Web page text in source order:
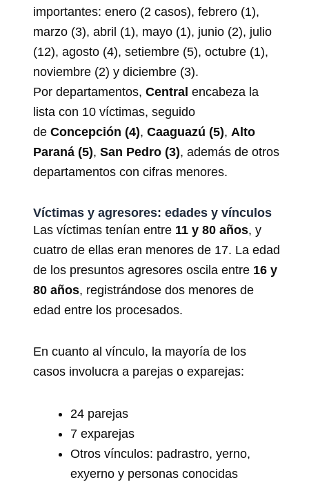
importantes: enero (2 casos), febrero (1),
marzo (3), abril (1), mayo (1), junio (2), julio
(12), agosto (4), setiembre (5), octubre (1),
noviembre (2) y diciembre (3).
Por departamentos, Central encabeza la
lista con 10 víctimas, seguido
de Concepción (4), Caaguazú (5), Alto
Paraná (5), San Pedro (3), además de otros
departamentos con cifras menores.
Víctimas y agresores: edades y vínculos
Las víctimas tenían entre 11 y 80 años, y
cuatro de ellas eran menores de 17. La edad
de los presuntos agresores oscila entre 16 y
80 años, registrándose dos menores de
edad entre los procesados.
En cuanto al vínculo, la mayoría de los
casos involucra a parejas o exparejas:
24 parejas
7 exparejas
Otros vínculos: padrastro, yerno,
exyerno y personas conocidas